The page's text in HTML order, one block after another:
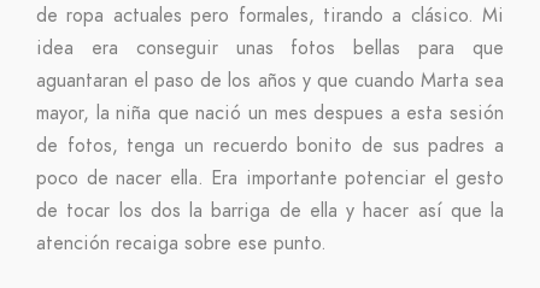
de ropa actuales pero formales, tirando a clásico. Mi
idea era conseguir unas fotos bellas para que
aguantaran el paso de los años y que cuando Marta sea
mayor, la niña que nació un mes despues a esta sesión
de fotos, tenga un recuerdo bonito de sus padres a
poco de nacer ella. Era importante potenciar el gesto
de tocar los dos la barriga de ella y hacer así que la
atención recaiga sobre ese punto.